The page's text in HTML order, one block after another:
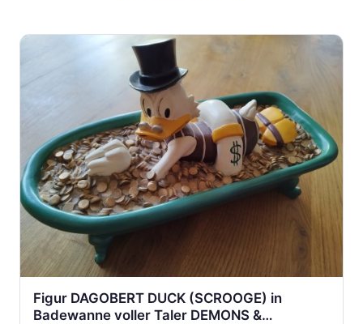
Figur DAGOBERT DUCK (SCROOGE) in
Badewanne voller Taler DEMONS &